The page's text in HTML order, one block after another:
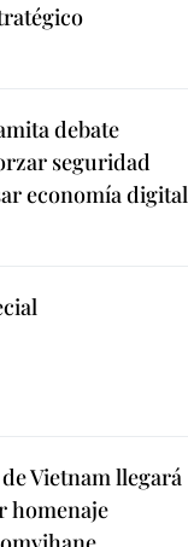
debate
seguridad
economía digital
Vietnam llegará
homenaje